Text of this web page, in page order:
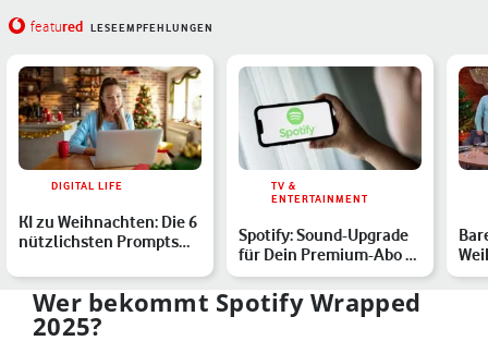
featured LESEEMPFEHLUNGEN
DIGITAL LIFE
KI zu Weihnachten: Die 6
nützlichsten Prompts
TV &
ENTERTAINMENT
Spotify: Sound-Upgrade
für Dein Premium-Abo –
ohne Aufpreis
Wer bekommt Spotify Wrapped
2025?